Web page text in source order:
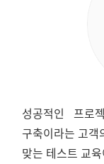
성공적인 프로
구축이라는 고객
맞는 테스트 교